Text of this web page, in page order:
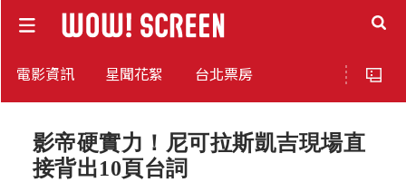
電影資訊 星聞花絮 台北票房
影帝硬實力！尼可拉斯凱吉現場直
接背出10頁台詞